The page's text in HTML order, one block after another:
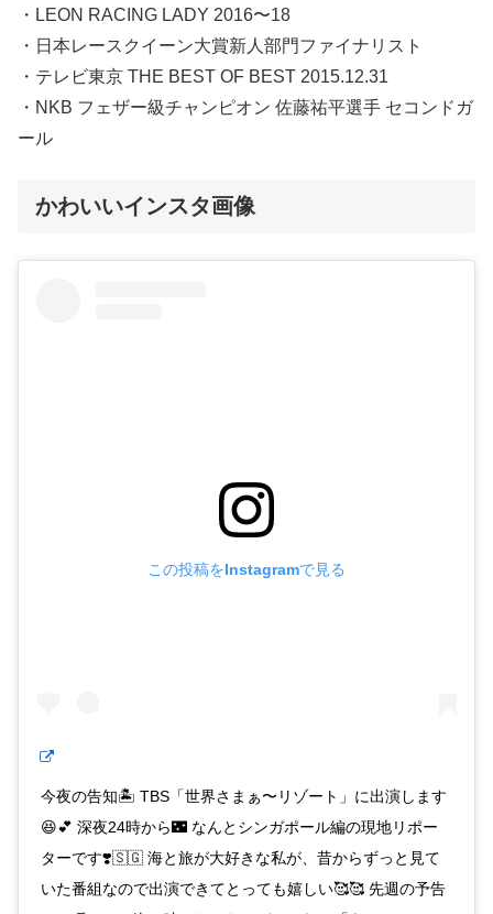
・LEON RACING LADY 2016〜18
・日本レースクイーン大賞新人部門ファイナリスト
・テレビ東京 THE BEST OF BEST 2015.12.31
・NKB フェザー級チャンピオン 佐藤祐平選手 セコンドガ
ール
かわいいインスタ画像
この投稿をInstagramで見る
今夜の告知🏝 TBS「世界さまぁ〜リゾート」に出演します
😆💕 深夜24時から🌃 なんとシンガポール編の現地リポー
ターです❣️🇸🇬 海と旅が大好きな私が、昔からずっと見て
いた番組なので出演できてとっても嬉しい🥰🥰 先週の予告